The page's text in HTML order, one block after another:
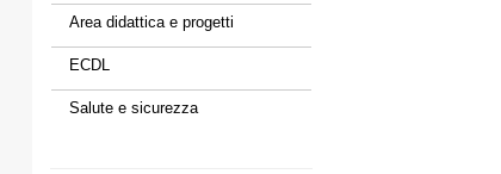
Area didattica e progetti
ECDL
Salute e sicurezza